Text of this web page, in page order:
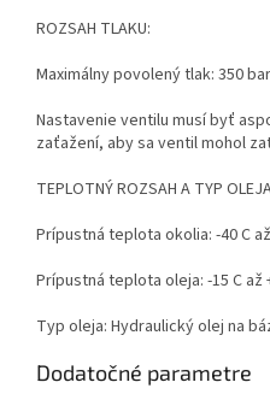
ROZSAH TLAKU:
Maximálny povolený tlak: 350 bar
Nastavenie ventilu musí byť
zaťažení, aby sa ventil mohol
TEPLOTNÝ ROZSAH A TYP
Prípustná teplota okolia: -40 C
Prípustná teplota oleja: -15 C až
Typ oleja: Hydraulický olej na
Dodatočné parametre